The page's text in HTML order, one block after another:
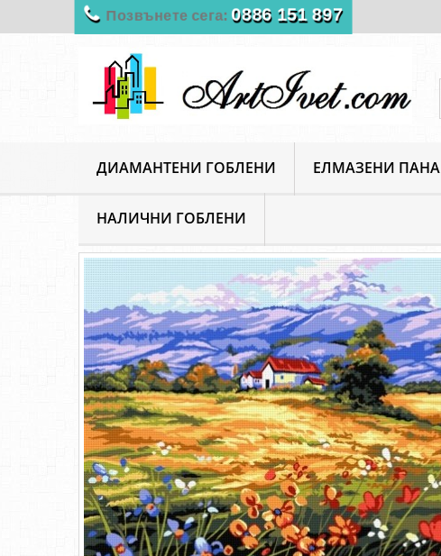
Позвънете сега: 0886 151 897
ДИАМАНТЕНИ ГОБЛЕНИ ЕЛМАЗЕНИ ПАНА
НАЛИЧНИ ГОБЛЕНИ
ArtIvet Гоблени за шиене